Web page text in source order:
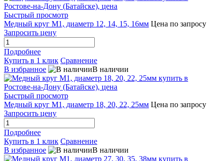
Быстрый просмотр
Медный круг М1, диаметр 12, 14, 15, 16мм Цена по запросу
Запросить цену
Подробнее
Купить в 1 клик Сравнение
В избранное
В наличии
Быстрый просмотр
Медный круг М1, диаметр 18, 20, 22, 25мм Цена по запросу
Запросить цену
Подробнее
Купить в 1 клик Сравнение
В избранное
В наличии